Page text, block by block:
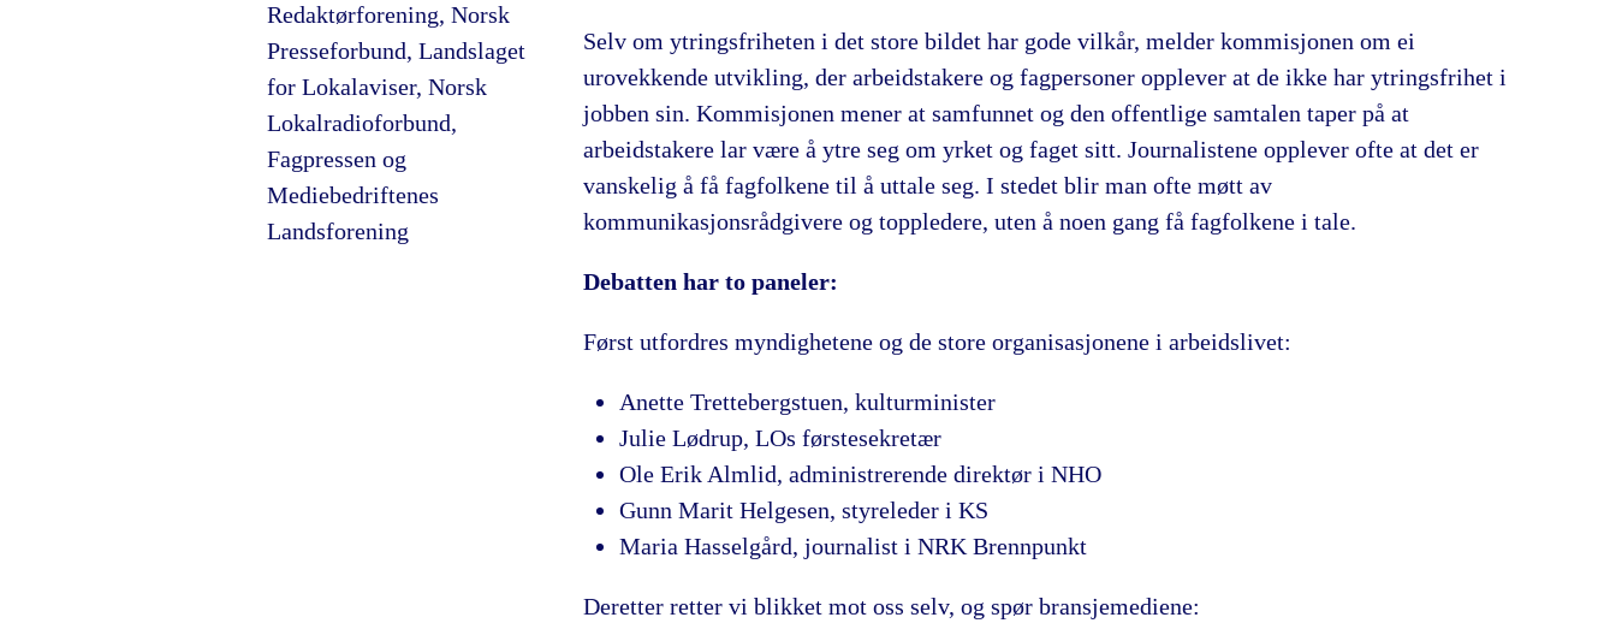
Redaktørforening, Norsk
Presseforbund, Landslaget
for Lokalaviser, Norsk
Lokalradioforbund,
Fagpressen og
Mediebedriftenes
Landsforening
Selv om ytringsfriheten i det store bildet har gode vilkår, melder kommisjonen om ei
urovekkende utvikling, der arbeidstakere og fagpersoner opplever at de ikke har ytringsfrihet i
jobben sin. Kommisjonen mener at samfunnet og den offentlige samtalen taper på at
arbeidstakere lar være å ytre seg om yrket og faget sitt. Journalistene opplever ofte at det er
vanskelig å få fagfolkene til å uttale seg. I stedet blir man ofte møtt av
kommunikasjonsrådgivere og toppledere, uten å noen gang få fagfolkene i tale.
Debatten har to paneler:
Først utfordres myndighetene og de store organisasjonene i arbeidslivet:
Anette Trettebergstuen, kulturminister
Julie Lødrup, LOs førstesekretær
Ole Erik Almlid, administrerende direktør i NHO
Gunn Marit Helgesen, styreleder i KS
Maria Hasselgård, journalist i NRK Brennpunkt
Deretter retter vi blikket mot oss selv, og spør bransjemediene: